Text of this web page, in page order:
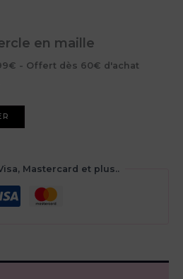
en maille
- Offert dès 60€ d'achat
Mastercard et plus..